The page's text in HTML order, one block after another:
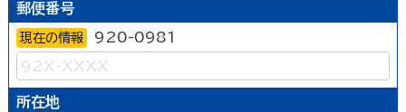
郵便番号
現在の情報 920-0981
所在地